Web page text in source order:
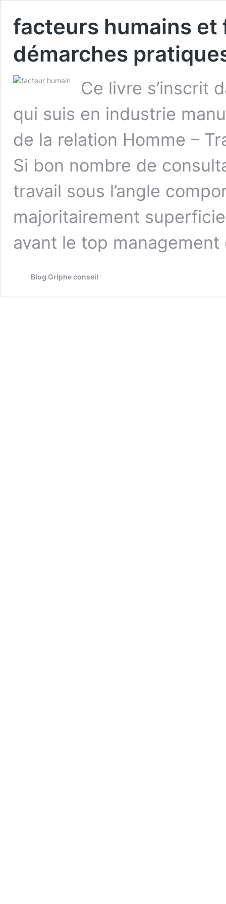
facteurs humains et
démarches
Ce livre s’inscrit
qui suis en industrie
de la relation Homme –
Si bon nombre de
travail sous l’angle
majoritairement
avant le top management
Blog Griphe conseil